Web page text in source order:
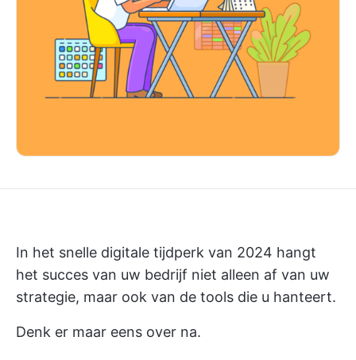
In het snelle digitale tijdperk van 2024 hangt
het succes van uw bedrijf niet alleen af van uw
strategie, maar ook van de tools die u hanteert.
Denk er maar eens over na.